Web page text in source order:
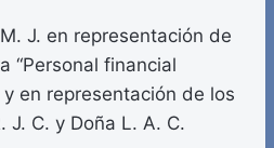
J. en representación de
“Personal financial
en representación de los
J. C. y Doña L. A. C.